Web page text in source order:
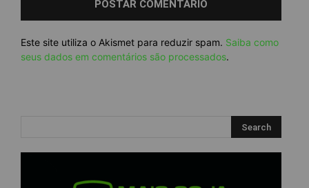
Este site utiliza o Akismet para reduzir spam. Saiba como
seus dados em comentários são processados.